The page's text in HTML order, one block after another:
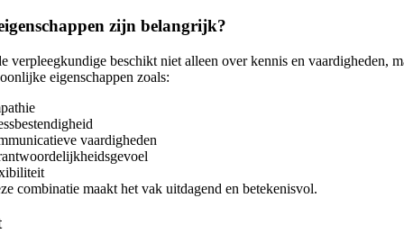
zijn belangrijk?
verpleegkundige beschikt niet alleen over kennis en vaardigheden,
eigenschappen zoals:
vaardigheden
combinatie maakt het vak uitdagend en betekenisvol.